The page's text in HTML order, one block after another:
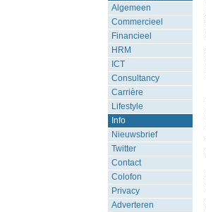
Algemeen
Commercieel
Financieel
HRM
ICT
Consultancy
Carrière
Lifestyle
Info
Nieuwsbrief
Twitter
Contact
Colofon
Privacy
Adverteren